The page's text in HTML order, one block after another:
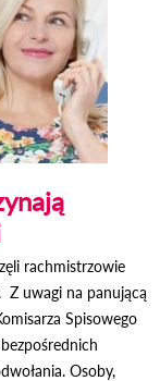
rachmistrzowie
uwagi na panującą
Spisowego
Osoby,